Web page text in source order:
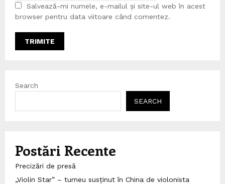
Salvează-mi numele, e-mailul și site-ul web în acest
browser pentru data viitoare când comentez.
Search
SEARCH
Postări Recente
Precizări de presă
„Violin Star” – turneu susținut în China de violonista